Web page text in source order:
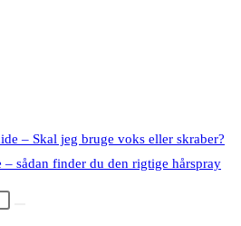
– Skal jeg bruge voks eller skraber?
– sådan finder du den rigtige hårspray